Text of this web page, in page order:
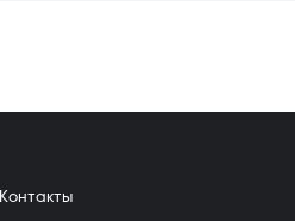
Контакты